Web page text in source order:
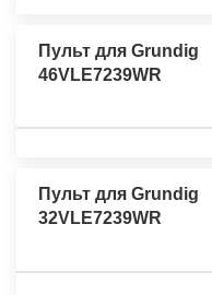
Пульт для Grundig
46VLE7239WR
Пульт для Grundig
32VLE7239WR